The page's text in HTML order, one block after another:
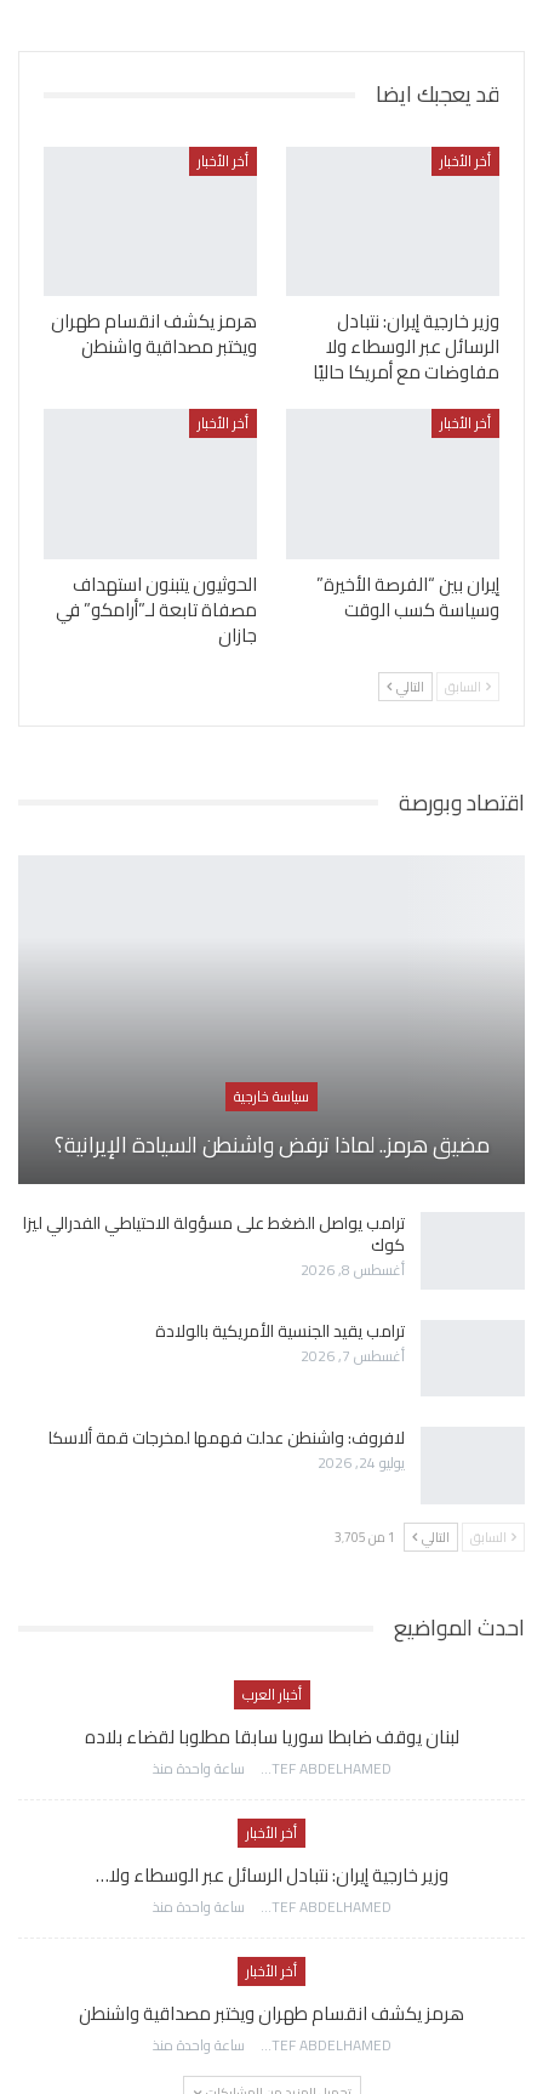
قد يعجبك ايضا
أخر الأخبار
وزير خارجية إيران: نتبادل
الرسائل عبر الوسطاء ولا
مفاوضات مع أمريكا حاليًا
أخر الأخبار
هرمز يكشف انقسام طهران
ويختبر مصداقية واشنطن
أخر الأخبار
إيران بين “الفرصة الأخيرة”
وسياسة كسب الوقت
أخر الأخبار
الحوثيون يتبنون استهداف
مصفاة تابعة لـ”أرامكو” في
جازان
السابق التالي
اقتصاد وبورصة
سياسة خارجية
مضيق هرمز.. لماذا ترفض واشنطن السيادة الإيرانية؟
ترامب يواصل الضغط على مسؤولة الاحتياطي الفدرالي ليزا
كوك
أغسطس 8, 2026
ترامب يقيد الجنسية الأمريكية بالولادة
أغسطس 7, 2026
لافروف: واشنطن عدلت فهمها لمخرجات قمة ألاسكا
يوليو 24, 2026
السابق التالي 1 من 3٬705
احدث المواضيع
أخبار العرب
لبنان يوقف ضابطا سوريا سابقا مطلوبا لقضاء بلاده
AWATEF ABDELHAMED ساعة واحدة منذ
أخر الأخبار
وزير خارجية إيران: نتبادل الرسائل عبر الوسطاء ولا…
AWATEF ABDELHAMED ساعة واحدة منذ
أخر الأخبار
هرمز يكشف انقسام طهران ويختبر مصداقية واشنطن
AWATEF ABDELHAMED ساعة واحدة منذ